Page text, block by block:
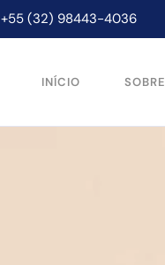
+55 (32) 98443-4036
INÍCIO SOBRE